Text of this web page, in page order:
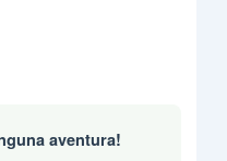
aventura!